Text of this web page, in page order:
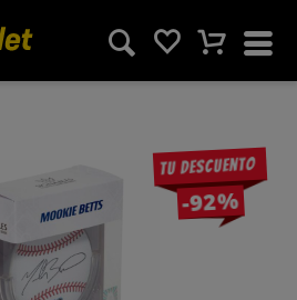
Tu descuento
-92%